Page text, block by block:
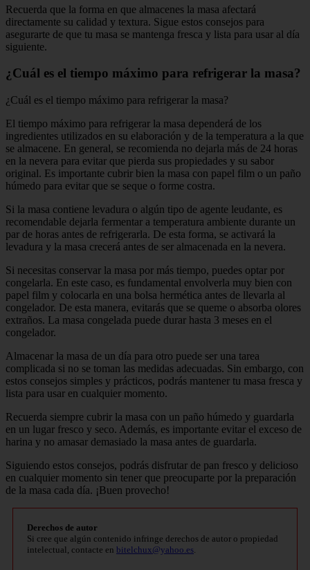
Recuerda que la forma en que almacenes la masa afectará
directamente su calidad y textura. Sigue estos consejos para
asegurarte de que tu masa se mantenga fresca y lista para usar al día
siguiente.
¿Cuál es el tiempo máximo para refrigerar la masa?
¿Cuál es el tiempo máximo para refrigerar la masa?
El tiempo máximo para refrigerar la masa dependerá de los
ingredientes utilizados en su elaboración y de la temperatura a la que
se almacene. En general, se recomienda no dejarla más de 24 horas
en la nevera para evitar que pierda sus propiedades y su sabor
original. Es importante cubrir bien la masa con papel film o un paño
húmedo para evitar que se seque o forme costra.
Si la masa contiene levadura o algún tipo de agente leudante, es
recomendable dejarla fermentar a temperatura ambiente durante un
par de horas antes de refrigerarla. De esta forma, se activará la
levadura y la masa crecerá antes de ser almacenada en la nevera.
Si necesitas conservar la masa por más tiempo, puedes optar por
congelarla. En este caso, es fundamental envolverla muy bien con
papel film y colocarla en una bolsa hermética antes de llevarla al
congelador. De esta manera, evitarás que se queme o absorba olores
extraños. La masa congelada puede durar hasta 3 meses en el
congelador.
Almacenar la masa de un día para otro puede ser una tarea
complicada si no se toman las medidas adecuadas. Sin embargo, con
estos consejos simples y prácticos, podrás mantener tu masa fresca y
lista para usar en cualquier momento.
Recuerda siempre cubrir la masa con un paño húmedo y guardarla
en un lugar fresco y seco. Además, es importante evitar el exceso de
harina y no amasar demasiado la masa antes de guardarla.
Siguiendo estos consejos, podrás disfrutar de pan fresco y delicioso
en cualquier momento sin tener que preocuparte por la preparación
de la masa cada día. ¡Buen provecho!
Derechos de autor
Si cree que algún contenido infringe derechos de autor o propiedad
intelectual, contacte en bitelchux@yahoo.es.